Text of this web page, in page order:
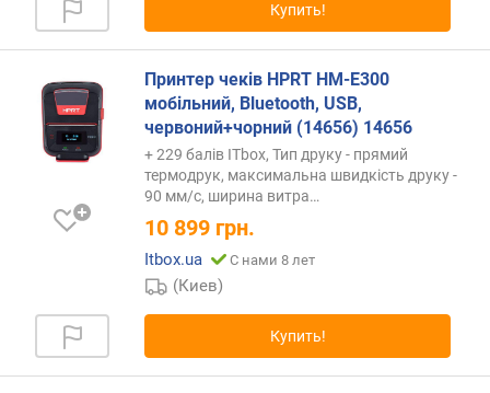
и
а
м
е
т
р
л
м
)
Купить!
Принтер чеків HPRT HM-E300
мобільний, Bluetooth, USB,
червоний+чорний (14656) 14656
+ 229 балів ITbox, Тип друку - прямий
термодрук, максимальна швидкість друку -
90 мм/с, ширина витра…
10 899 грн.
Itbox.ua С нами 8 лет
(Киев)
Купить!